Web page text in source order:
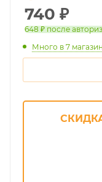
740 ₽
648 ₽ после
Много в 7